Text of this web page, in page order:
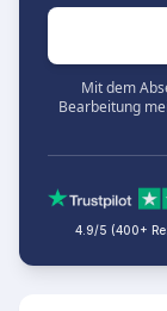
Mit dem
Bearbeitung
4.9/5 (400+